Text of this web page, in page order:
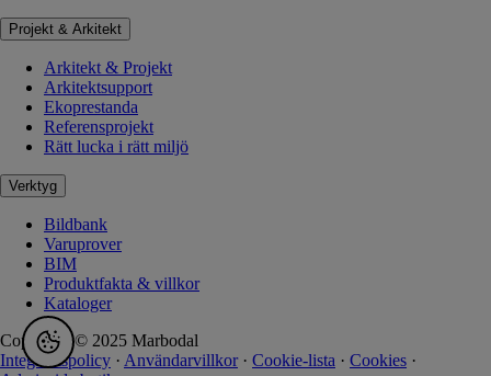
Projekt & Arkitekt
Arkitekt & Projekt
Arkitektsupport
Ekoprestanda
Referensprojekt
Rätt lucka i rätt miljö
Verktyg
Bildbank
Varuprover
BIM
Produktfakta & villkor
Kataloger
Copyright © 2025 Marbodal
Integritetspolicy · Användarvillkor · Cookie-lista · Cookies ·